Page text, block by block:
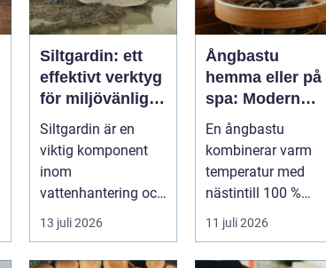
Siltgardin: ett
effektivt verktyg
för miljövänlig
vattenhantering
Siltgardin är en
viktig komponent
inom
vattenhantering och
miljöskydd, särskilt i
verksamheter som
i...
13 juli 2026
Ångbastu
hemma eller på
spa: Modern
återhämtning
med uråldrig
En ångbastu
kombinerar varm
temperatur med
nästintill 100 %
luftfuktighet för att
sk...
11 juli 2026